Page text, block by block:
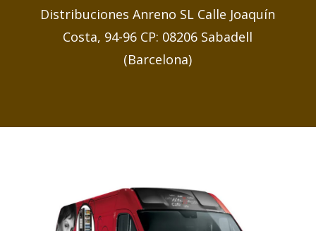
Distribuciones Anreno SL Calle Joaquín
Costa, 94-96 CP: 08206 Sabadell
(Barcelona)